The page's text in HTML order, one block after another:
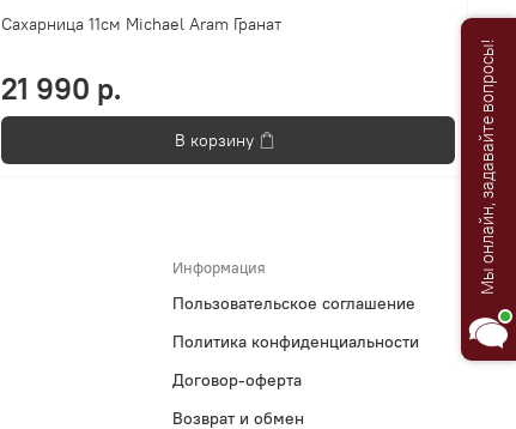
Сахарница 11см Michael Aram Гранат
21 990 р.
В корзину
Информация
Пользовательское соглашение
Политика конфиденциальности
Договор-оферта
Возврат и обмен
Мы онлайн, задавайте вопросы!
Я Анастасия, Ваш консультант.